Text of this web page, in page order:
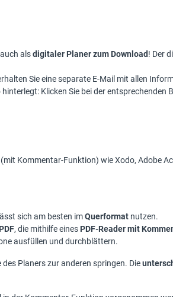
alsdigitaler Planer zum Download! Der
Sie eine separate E-Mail mit allen
Klicken Sie bei der
Kommentar-Funktion) wie Xodo, Adobe
sich am besten imQuerformat nutzen.
, die mithilfe eines PDF-Reader mit
ausfüllen und durchblättern.
Planers zur anderen springen. Die